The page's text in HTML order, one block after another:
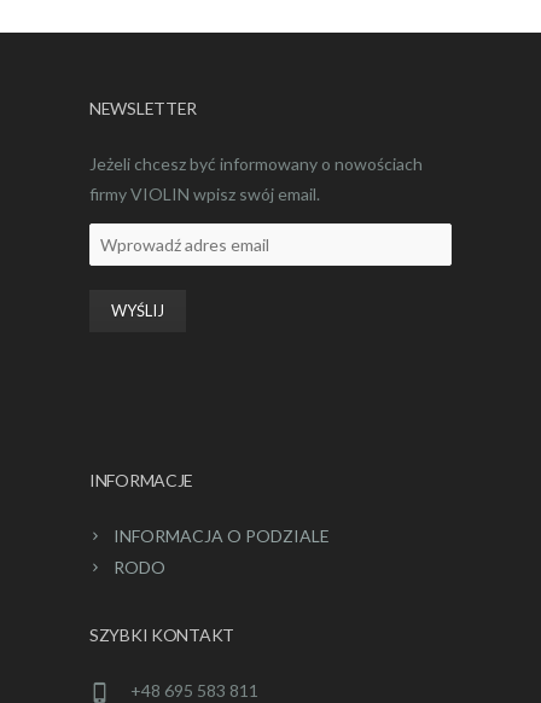
NEWSLETTER
Jeżeli chcesz być informowany o nowościach
firmy VIOLIN wpisz swój email.
INFORMACJE
INFORMACJA O PODZIALE
RODO
SZYBKI KONTAKT
+48 695 583 811